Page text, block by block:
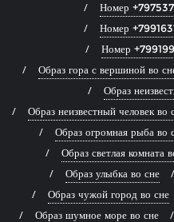
Номер
Номер
Номер
Образ гора с вершиной во
Образ
Образ неизвестный человек во
Образ огромная рыба во
Образ светлая комната
Образ улыбка во сне
Образ чужой город во сне
Образ шумное море во сне